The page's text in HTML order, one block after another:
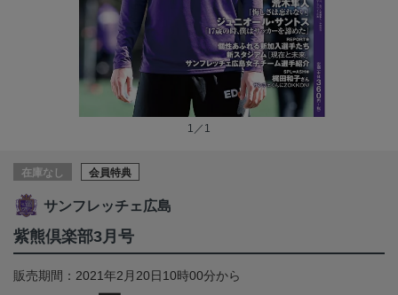
1／1
在庫なし 会員特典
サンフレッチェ広島
紫熊倶楽部3月号
販売期間：2021年2月20日10時00分から